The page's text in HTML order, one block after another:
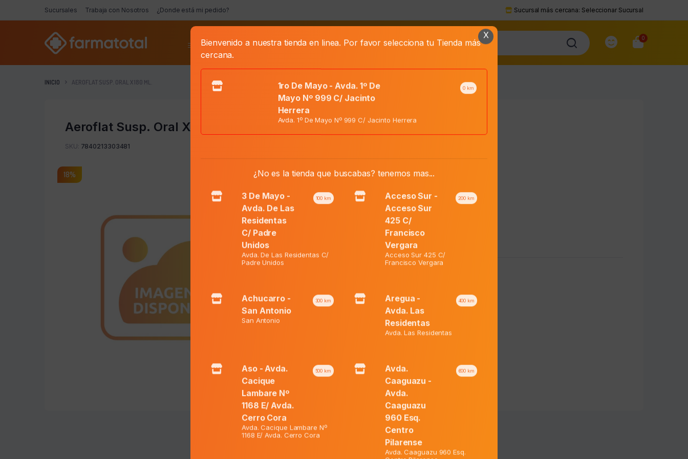
Sucursales Trabaja con Nosotros ¿Donde está mi pedido? Sucursal más cercana: Seleccionar Sucursal
Categorías
0
INICIO AEROFLAT SUSP. ORAL X 180 ML.
Aeroflat Susp. Oral X 180 Ml.
SKU: 7840213303481
18% Precio Normal:₲86.000El
original
era:
₲ 86.000.
70.500
precio
actual
es:
₲ 70.500.
X
X
Bienvenido a nuestra tienda en linea. Por favor selecciona tu Tienda más
cercana.
1ro De Mayo - Avda. 1º De
Mayo Nº 999 C/ Jacinto
Herrera
0 km
Avda. 1º De Mayo Nº 999 C/ Jacinto Herrera
¿No es la tienda que buscabas? tenemos mas...
3 De Mayo -
Avda. De Las
Residentas
C/ Padre
Unidos
100 km
Avda. De Las Residentas C/
Padre Unidos
Acceso Sur -
Acceso Sur
425 C/
Francisco
Vergara
200 km
Acceso Sur 425 C/
Francisco Vergara
Achucarro -
San Antonio
300 km
San Antonio
Aregua -
Avda. Las
Residentas
400 km
Avda. Las Residentas
Aso - Avda.
Cacique
Lambare Nº
1168 E/ Avda.
Cerro Cora
500 km
Avda. Cacique Lambare Nº
1168 E/ Avda. Cerro Cora
Avda.
Caaguazu -
Avda.
Caaguazu
960 Esq.
Centro
Pilarense
600 km
Avda. Caaguazu 960 Esq.